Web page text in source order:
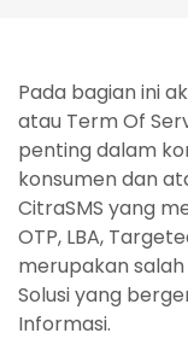
Pada bagian ini
atau Term Of
penting dalam
konsumen dan
CitraSMS yang
OTP, LBA,
merupakan
Solusi yang
Informasi.